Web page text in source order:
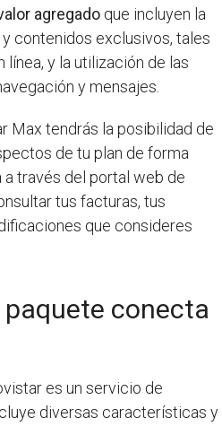
agregado que incluyen la
contenidos exclusivos, tales
y la utilización de las
y mensajes.
Max tendrás la posibilidad de
de tu plan de forma
a través del portal web de
tus facturas, tus
que consideres
paquete conecta
es un servicio de
diversas características y